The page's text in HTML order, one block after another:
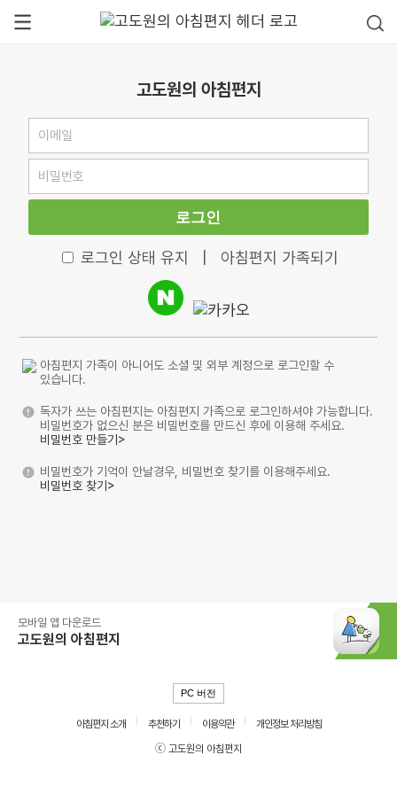
고도원의 아침편지
로그인
로그인 상태 유지 아침편지 가족되기
아침편지 가족이 아니어도 소셜 및 외부 계정으로 로그인할 수
있습니다.
독자가 쓰는 아침편지는 아침편지 가족으로 로그인하셔야 가능합니다.
비밀번호가 없으신 분은 비밀번호를 만드신 후에 이용해 주세요.
비밀번호 만들기>
비밀번호가 기억이 안날경우, 비밀번호 찾기를 이용해주세요.
비밀번호 찾기>
모바일 앱 다운로드
고도원의 아침편지
PC 버전
아침편지 소개 추천하기 이용약관
개인정보 처리방침
ⓒ 고도원의 아침편지